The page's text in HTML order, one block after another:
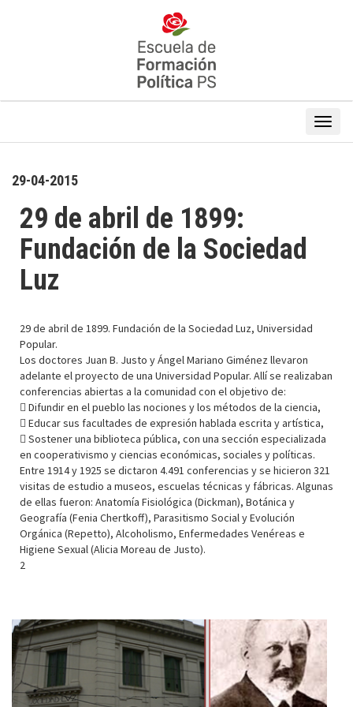
29-04-2015
29 de abril de 1899:
Fundación de la Sociedad
Luz
29 de abril de 1899. Fundación de la Sociedad Luz, Universidad
Popular.
Los doctores Juan B. Justo y Ángel Mariano Giménez llevaron
adelante el proyecto de una Universidad Popular. Allí se realizaban
conferencias abiertas a la comunidad con el objetivo de:
 Difundir en el pueblo las nociones y los métodos de la ciencia,
 Educar sus facultades de expresión hablada escrita y artística,
 Sostener una biblioteca pública, con una sección especializada
en cooperativismo y ciencias económicas, sociales y políticas.
Entre 1914 y 1925 se dictaron 4.491 conferencias y se hicieron 321
visitas de estudio a museos, escuelas técnicas y fábricas. Algunas
de ellas fueron: Anatomía Fisiológica (Dickman), Botánica y
Geografía (Fenia Chertkoff), Parasitismo Social y Evolución
Orgánica (Repetto), Alcoholismo, Enfermedades Venéreas e
Higiene Sexual (Alicia Moreau de Justo).
2